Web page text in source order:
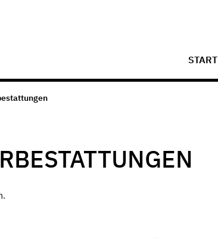
START